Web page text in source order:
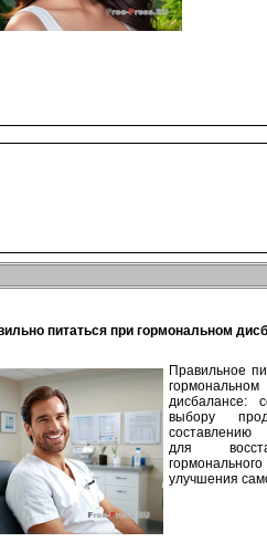
питаться при гормональном
Правильное
гормональном
дисбалансе:
выбору
для
улучшения